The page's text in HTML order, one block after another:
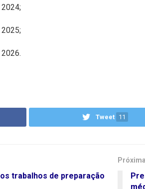
Tweet 11
trabalhos de preparação
Próxima